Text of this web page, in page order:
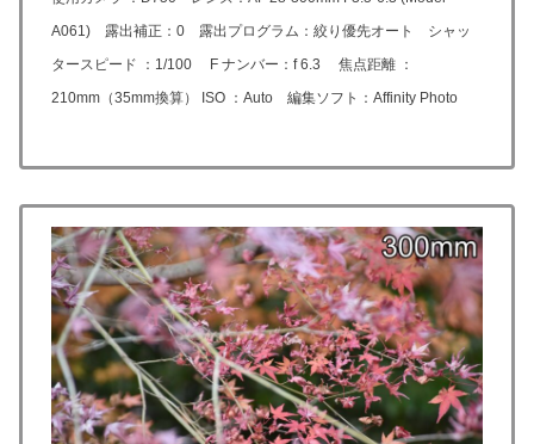
A061) 露出補正：0 露出プログラム：絞り優先オート シャッ
タースピード ：1/100 F ナンバー：f 6.3 焦点距離 ：
210mm（35mm換算） ISO ：Auto 編集ソフト：Affinity Photo